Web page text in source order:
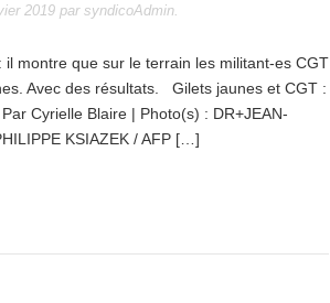
2019 par syndicoAdmin.
montre que sur le terrain les militant-es CGT
Avec des résultats. Gilets jaunes et CGT :
Cyrielle Blaire | Photo(s) : DR+JEAN-
KSIAZEK / AFP […]